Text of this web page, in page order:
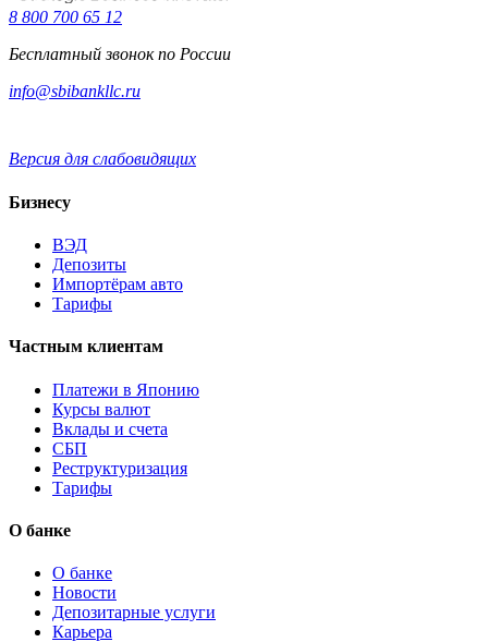
8 800 700 65 12
Бесплатный звонок по России
info@sbibankllc.ru
Версия для слабовидящих
Бизнесу
ВЭД
Депозиты
Импортёрам авто
Тарифы
Частным клиентам
Платежи в Японию
Курсы валют
Вклады и счета
СБП
Реструктуризация
Тарифы
О банке
О банке
Новости
Депозитарные услуги
Карьера